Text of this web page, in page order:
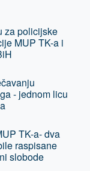
za policijske
MUP TK-a i
- jednom licu
TK-a- dva
raspisane
slobode